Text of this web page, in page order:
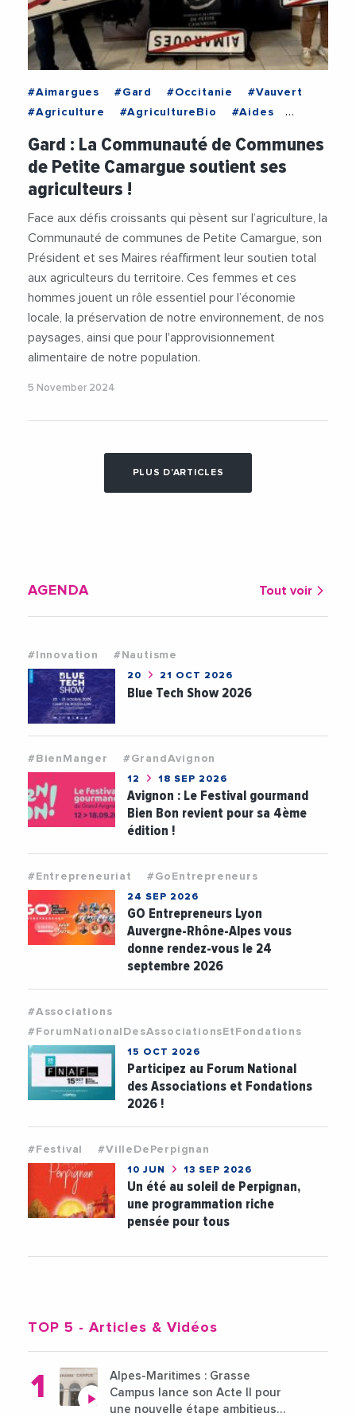
#Aimargues #Gard #Occitanie
#Vauvert
#Agriculture
#AgricultureBio
#Aides
Gard : La Communauté de Communes
de Petite Camargue soutient ses
agriculteurs !
Face aux défis croissants qui pèsent sur l’agriculture, la
Communauté de communes de Petite Camargue, son
Président et ses Maires réaffirment leur soutien total
aux agriculteurs du territoire. Ces femmes et ces
hommes jouent un rôle essentiel pour l’économie
locale, la préservation de notre environnement, de nos
paysages, ainsi que pour l'approvisionnement
alimentaire de notre population.
5 November 2024
PLUS D'ARTICLES
AGENDA Tout voir
#Innovation #Nautisme
20 21 OCT 2026
Blue Tech Show 2026
#BienManger #GrandAvignon
12 18 SEP 2026
Avignon : Le Festival gourmand
Bien Bon revient pour sa 4ème
édition !
#Entrepreneuriat #GoEntrepreneurs
24 SEP 2026
GO Entrepreneurs Lyon
Auvergne-Rhône-Alpes vous
donne rendez-vous le 24
septembre 2026
#Associations
#ForumNationalDesAssociationsEtFondations
15 OCT 2026
Participez au Forum National
des Associations et Fondations
2026 !
#Festival #VilleDePerpignan
10 JUN 13 SEP 2026
Un été au soleil de Perpignan,
une programmation riche
pensée pour tous
TOP 5 - Articles & Vidéos
Alpes-Maritimes : Grasse
Campus lance son Acte II pour
une nouvelle étape ambitieuse